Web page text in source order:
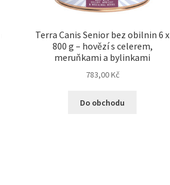
Terra Canis Senior bez obilnin 6 x
800 g – hovězí s celerem,
meruňkami a bylinkami
783,00Kč
Do obchodu